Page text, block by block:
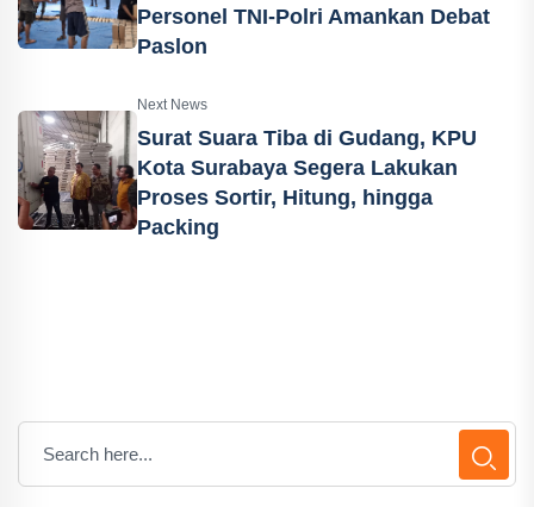
Personel TNI-Polri Amankan Debat
Paslon
Next News
Surat Suara Tiba di Gudang, KPU
Kota Surabaya Segera Lakukan
Proses Sortir, Hitung, hingga
Packing